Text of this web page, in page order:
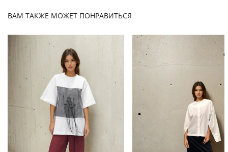
ВАМ ТАКЖЕ МОЖЕТ ПОНРАВИТЬСЯ